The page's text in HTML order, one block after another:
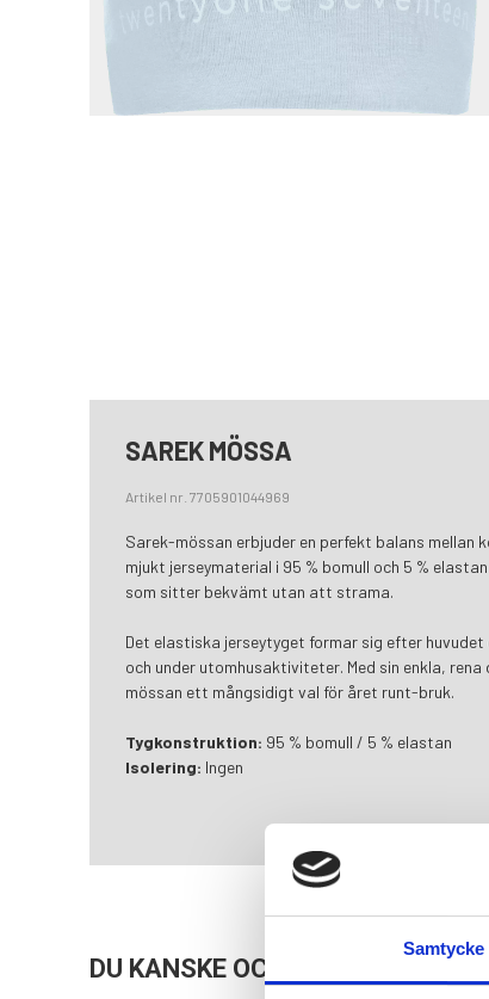
Samtycke
SAREK MÖSSA
Artikel nr. 7705901044969
Sarek-mössan erbjuder en perfekt balans
mjukt jerseymaterial i 95 % bomull och 5 %
som sitter bekvämt utan att strama.
Det elastiska jerseytyget formar sig efter
och under utomhusaktiviteter. Med sin enkla,
mössan ett mångsidigt val för året runt-bruk.
Tygkonstruktion: 95 % bomull / 5 % elastan
Isolering: Ingen
DU KANSKE OCKSÅ ÄR